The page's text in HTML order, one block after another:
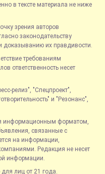
в тексте материала не ниже
зрения авторов
законодательству
доказыванию их правдивости.
требованиям
ответственность несет
релиз", "Спецпроект",
и "Резонанс",
информационным форматом,
связанные с
на информации,
Редакция не несет
информации.
лиц от 21 года.